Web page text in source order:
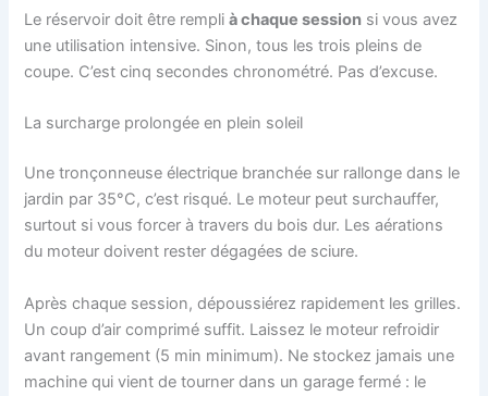
Le réservoir doit être remplià chaque session si vous avez
une utilisation intensive. Sinon, tous les trois pleins de
coupe. C’est cinq secondes chronométré. Pas d’excuse.
La surcharge prolongée en plein soleil
Une tronçonneuse électrique branchée sur rallonge dans le
jardin par 35°C, c’est risqué. Le moteur peut surchauffer,
surtout si vous forcer à travers du bois dur. Les aérations
du moteur doivent rester dégagées de sciure.
Après chaque session, dépoussiérez rapidement les grilles.
Un coup d’air comprimé suffit. Laissez le moteur refroidir
avant rangement (5 min minimum). Ne stockez jamais une
machine qui vient de tourner dans un garage fermé : le